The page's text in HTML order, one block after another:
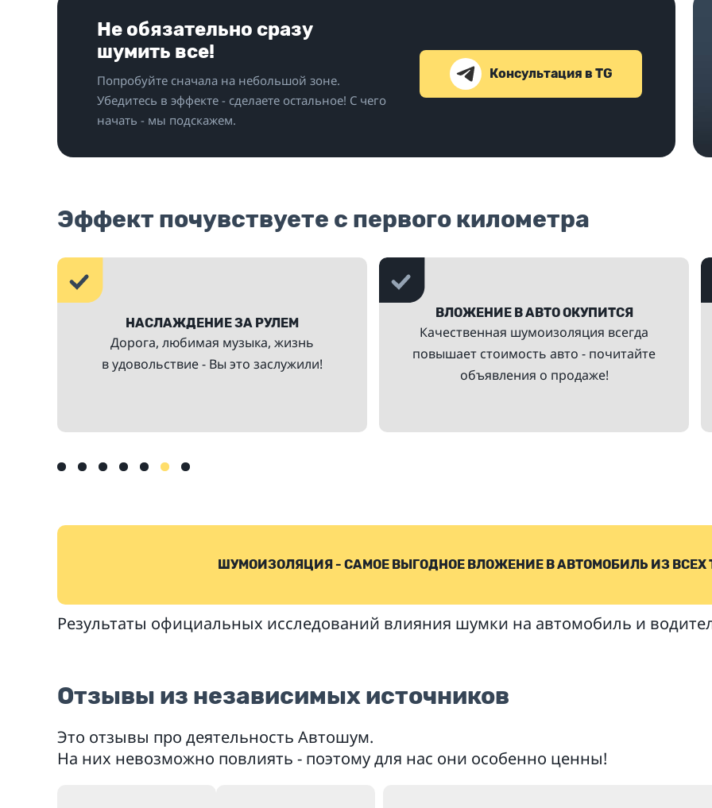
Не обязательно сразу
шумить все!
Попробуйте сначала на небольшой зоне.
Убедитесь в эффекте - сделаете остальное! С чего
начать - мы подскажем.
Консультация в TG
Эффект почувствуете с первого километра
НАСЛАЖДЕНИЕ ЗА РУЛЕМ
Дорога, любимая музыка, жизнь
в удовольствие - Вы это заслужили!
ВЛОЖЕНИЕ В АВТО ОКУПИТСЯ
Качественная шумоизоляция всегда
повышает стоимость авто - почитайте
объявления о продаже!
ШУМОИЗОЛЯЦИЯ - САМОЕ ВЫГОДНОЕ ВЛОЖЕНИЕ В АВТОМОБИЛЬ ИЗ
Результаты официальных исследований влияния шумки на автомобиль и
Отзывы из независимых источников
Это отзывы про деятельность Автошум.
На них невозможно повлиять - поэтому для нас они особенно ценны!